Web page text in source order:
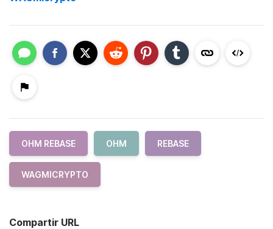
OHM REBASE OHM REBASE
WAGMICRYPTO
Compartir URL